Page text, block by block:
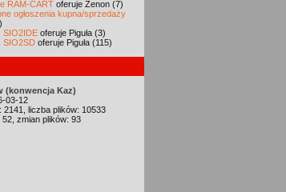
RAM-CART oferuje Zenon (7)
ogłoszenia kupna/sprzedaży
SIO2IDE oferuje Piguła (3)
SIO2SD oferuje Piguła (115)
(konwencja Kaz)
03-12
2141, liczba plików: 10533
zmian plików: 93